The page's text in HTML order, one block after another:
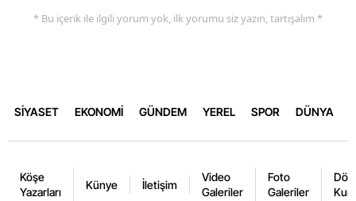
* Bu içerik ile ilgili yorum yok, ilk yorumu siz yazın, tartışalım *
SİYASET EKONOMİ GÜNDEM YEREL SPOR DÜNYA
Köşe
Yazarları
Künye İletişim
Video
Galeriler
Foto
Galeriler